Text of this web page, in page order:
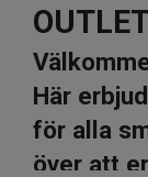
BUTIKER
Här
för alla
över att